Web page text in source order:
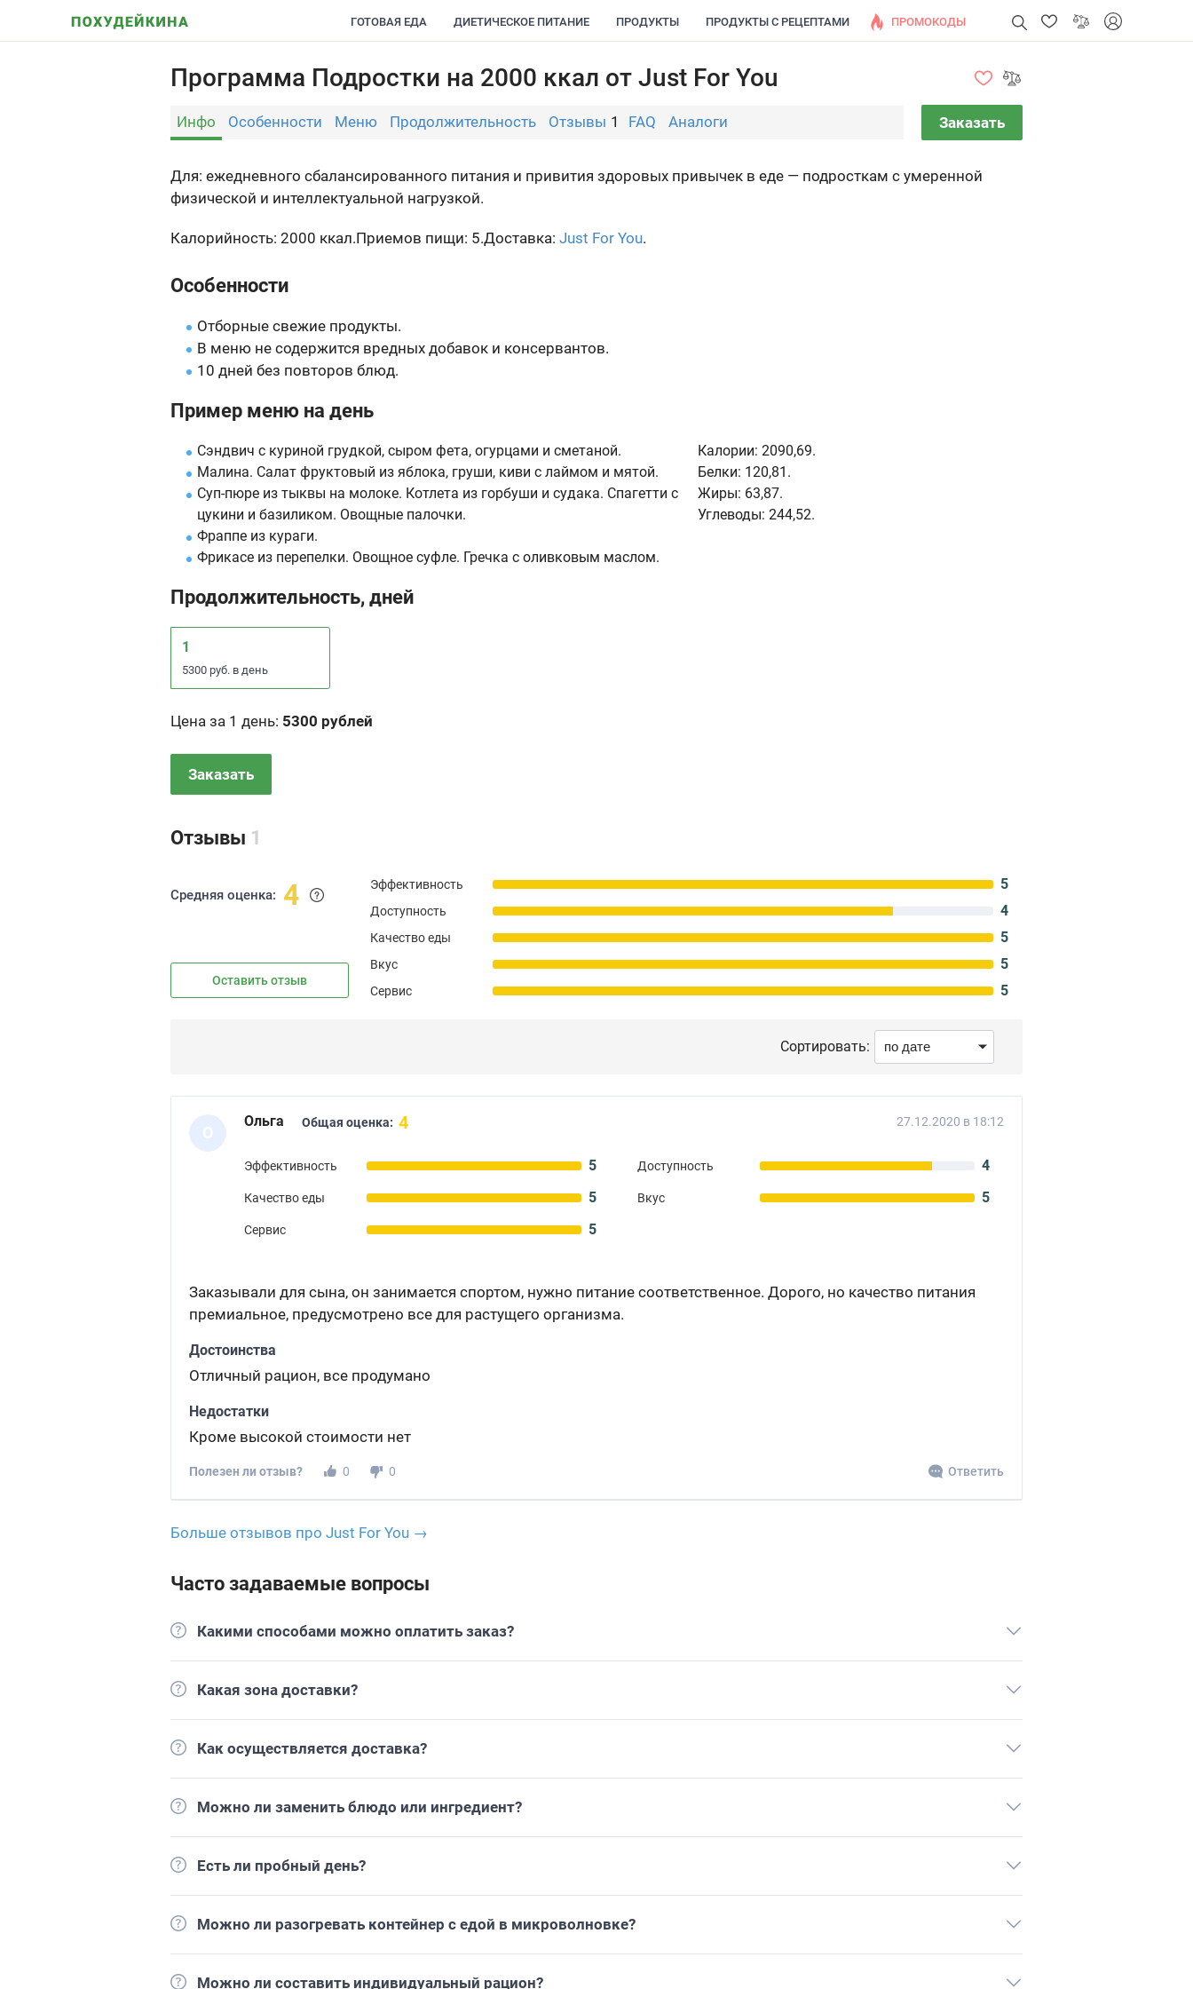
ГОТОВАЯ ЕДА ДИЕТИЧЕСКОЕ ПИТАНИЕ ПРОДУКТЫ ПРОДУКТЫ С РЕЦЕПТАМИ ПРОМОКОДЫ
Программа Подростки на 2000 ккал от Just For You
Инфо Особенности Меню Продолжительность Отзывы 1 FAQ Аналоги Заказать
Для: ежедневного сбалансированного питания и привития здоровых привычек в еде — подросткам с умеренной
физической и интеллектуальной нагрузкой.
Калорийность: 2000 ккал.Приемов пищи: 5.Доставка: Just For You.
Особенности
Отборные свежие продукты.
В меню не содержится вредных добавок и консервантов.
10 дней без повторов блюд.
Пример меню на день
Сэндвич с куриной грудкой, сыром фета, огурцами и сметаной.
Малина. Салат фруктовый из яблока, груши, киви с лаймом и мятой.
Суп-пюре из тыквы на молоке. Котлета из горбуши и судака. Спагетти с
цукини и базиликом. Овощные палочки.
Фраппе из кураги.
Фрикасе из перепелки. Овощное суфле. Гречка с оливковым маслом.
Калории: 2090,69.
Белки: 120,81.
Жиры: 63,87.
Углеводы: 244,52.
Продолжительность, дней
1
5300 руб. в день
Цена за 1 день: 5300 рублей
Заказать
Отзывы 1
Средняя оценка: 4
Оставить отзыв
Эффективность 5
Доступность 4
Качество еды 5
Вкус 5
Сервис 5
Сортировать:
О
Ольга Общая оценка: 4 27.12.2020 в 18:12
Эффективность 5 Доступность 4
Качество еды 5 Вкус 5
Сервис 5
Заказывали для сына, он занимается спортом, нужно питание соответственное. Дорого, но качество питания
премиальное, предусмотрено все для растущего организма.
Достоинства
Отличный рацион, все продумано
Недостатки
Кроме высокой стоимости нет
Полезен ли отзыв? 0 0 Ответить
Больше отзывов про Just For You →
Часто задаваемые вопросы
Какими способами можно оплатить заказ?
Какая зона доставки?
Как осуществляется доставка?
Можно ли заменить блюдо или ингредиент?
Есть ли пробный день?
Можно ли разогревать контейнер с едой в микроволновке?
Можно ли составить индивидуальный рацион?